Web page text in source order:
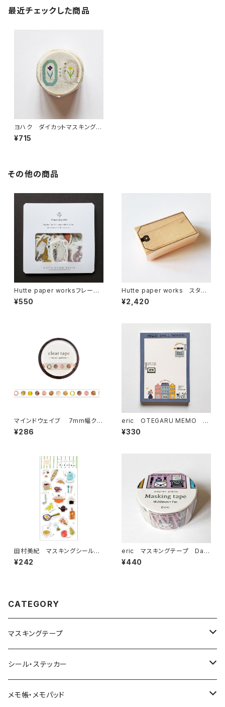
最近チェックした商品
ヨハク ダイカットマスキングテ
ープ ロンド YD-005
¥715
その他の商品
Hutte paper worksフレーク
シール Autumn Forest2 動
物 HS-023
¥550
Hutte paper works スタン
プ タグフレーム STP-222
¥2,420
マインドウェイブ 7mm幅クリ
アテープ箔押し 95301 brown
palette
¥286
eric OTEGARU MEMO FA
VORITE PLACE メモ帳
¥330
田村美紀 マスキングシールス
テッカー237 kitchen
¥242
eric マスキングテープ Day
s 37-633
¥440
CATEGORY
マスキングテープ
ヨハク
和紙
Hutte paper works （プロペラスタジオ）
シール・ステッカー
フレークシール
メモ帳・メモパッド